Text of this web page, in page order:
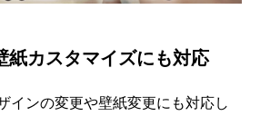
紙カスタマイズにも対応
インの変更や壁紙変更にも対応し